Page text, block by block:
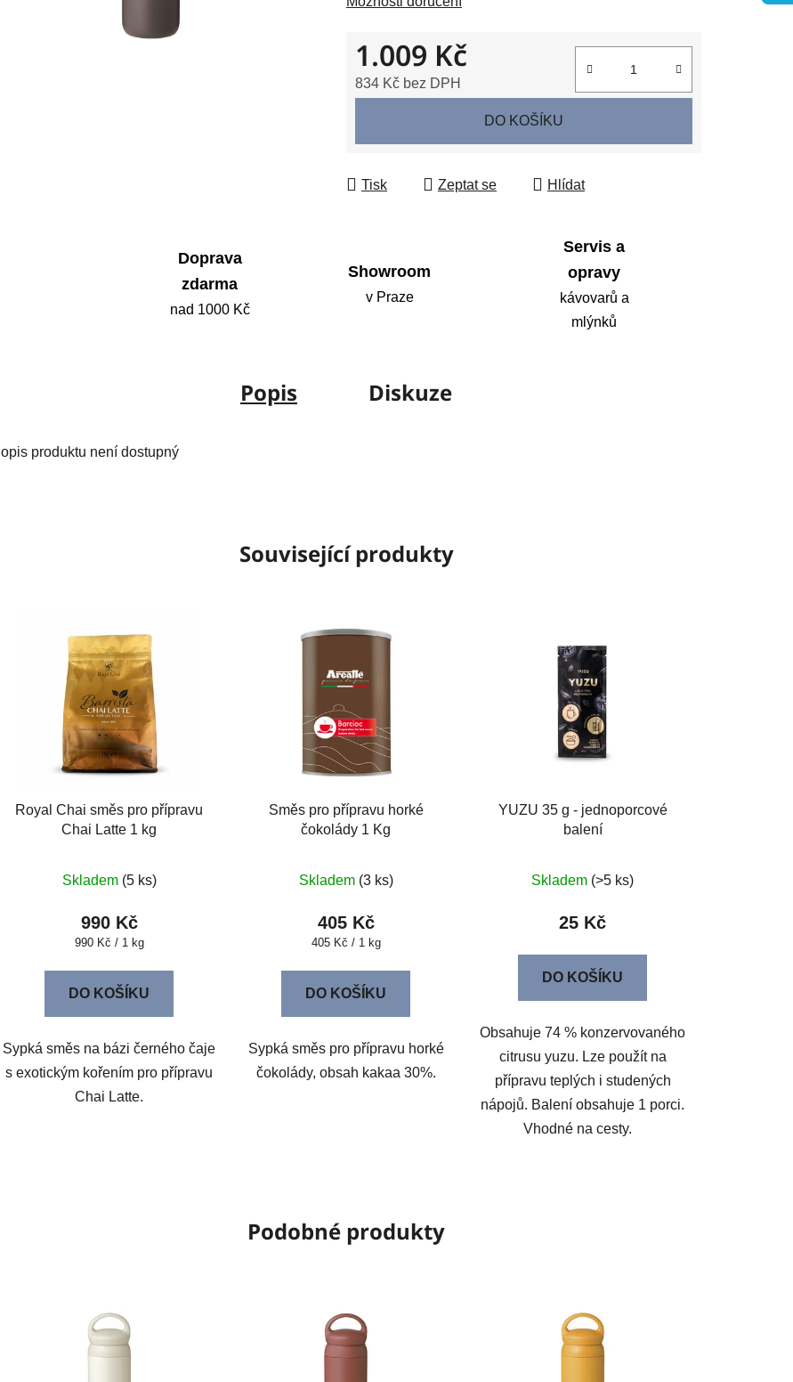
0,0
hvězdiček.
1.009 Kč
834 Kč bez DPH
DO KOŠÍKU
Tisk Zeptat se Hlídat
Doprava
zdarma
nad 1000 Kč
Showroom
v Praze
Servis a
opravy
kávovarů a
mlýnků
Popis Diskuze
produktu není dostupný
Související produkty
Royal Chai směs pro přípravu
Chai Latte 1 kg
Skladem (5 ks)
990 Kč
Měrná
990 Kč / 1 kg
DO KOŠÍKU
Sypká směs na bázi černého čaje
s exotickým kořením pro přípravu
Chai Latte.
Směs pro přípravu horké
čokolády 1 Kg
Skladem (3 ks)
405 Kč
Měrná
405 Kč / 1 kg
DO KOŠÍKU
Sypká směs pro přípravu horké
čokolády, obsah kakaa 30%.
YUZU 35 g - jednoporcové
balení
Skladem (>5 ks)
25 Kč
DO KOŠÍKU
Obsahuje 74 % konzervovaného
citrusu yuzu. Lze použít na
přípravu teplých i studených
nápojů. Balení obsahuje 1 porci.
Vhodné na cesty.
Podobné produkty